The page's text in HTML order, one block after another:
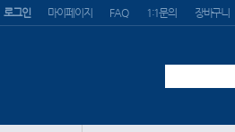
로그인 마이페이지 FAQ 1:1문의 장바구니